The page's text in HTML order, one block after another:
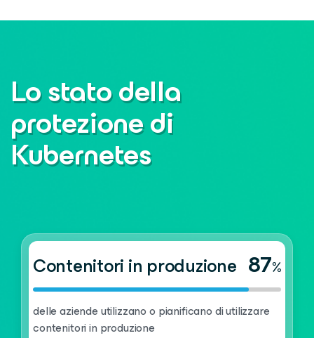
Lo stato della
protezione di
Kubernetes
Contenitori in produzione 87%
delle aziende utilizzano o pianificano di utilizzare
contenitori in produzione